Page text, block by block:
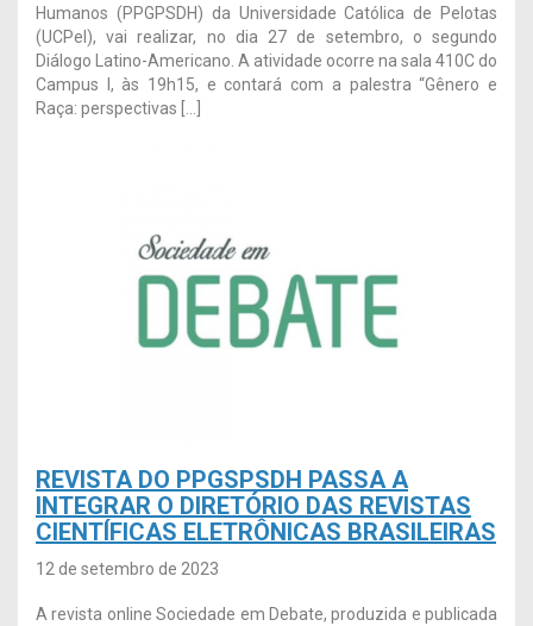
Humanos (PPGPSDH) da Universidade Católica de Pelotas
(UCPel), vai realizar, no dia 27 de setembro, o segundo
Diálogo Latino-Americano. A atividade ocorre na sala 410C do
Campus I, às 19h15, e contará com a palestra “Gênero e
Raça: perspectivas […]
REVISTA DO PPGSPSDH PASSA A
INTEGRAR O DIRETÓRIO DAS REVISTAS
CIENTÍFICAS ELETRÔNICAS BRASILEIRAS
12 de setembro de 2023
A revista online Sociedade em Debate, produzida e publicada